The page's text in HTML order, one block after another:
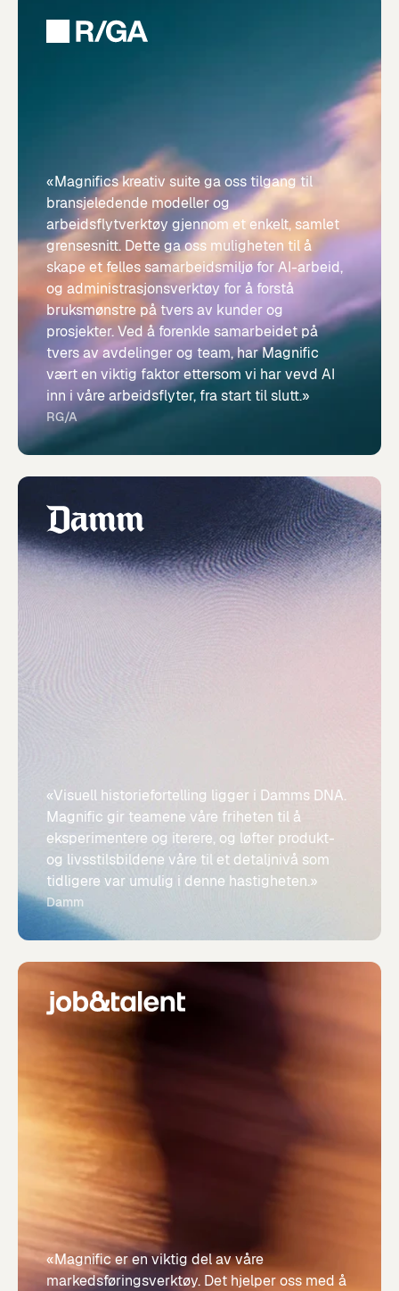
«Magnifics kreativ suite ga oss tilgang til
bransjeledende modeller og
arbeidsflytverktøy gjennom et enkelt, samlet
grensesnitt. Dette ga oss muligheten til å
skape et felles samarbeidsmiljø for AI-arbeid,
og administrasjonsverktøy for å forstå
bruksmønstre på tvers av kunder og
prosjekter. Ved å forenkle samarbeidet på
tvers av avdelinger og team, har Magnific
vært en viktig faktor ettersom vi har vevd AI
inn i våre arbeidsflyter, fra start til slutt.»
RG/A
«Visuell historiefortelling ligger i Damms DNA.
Magnific gir teamene våre friheten til å
eksperimentere og iterere, og løfter produkt-
og livsstilsbildene våre til et detaljnivå som
tidligere var umulig i denne hastigheten.»
Damm
«Magnific er en viktig del av våre
markedsføringsverktøy. Det hjelper oss med å